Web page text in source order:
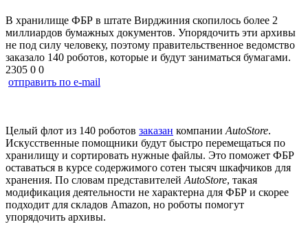
В хранилище ФБР в штате Вирджиния скопилось более 2
миллиардов бумажных документов. Упорядочить эти архивы
не под силу человеку, поэтому правительственное ведомство
заказало 140 роботов, которые и будут заниматься бумагами.
2305 0 0
отправить по e-mail
Целый флот из 140 роботов заказан компании AutoStore.
Искусственные помощники будут быстро перемещаться по
хранилищу и сортировать нужные файлы. Это поможет ФБР
оставаться в курсе содержимого сотен тысяч шкафчиков для
хранения. По словам представителей AutoStore, такая
модификация деятельности не характерна для ФБР и скорее
подходит для складов Amazon, но роботы помогут
упорядочить архивы.